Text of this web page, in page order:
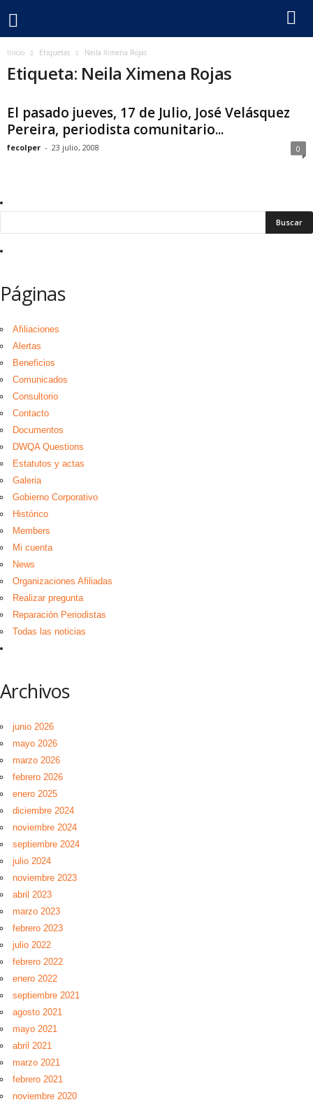
p
e
Inicio Etiquetas Neila Ximena Rojas
Etiqueta: Neila Ximena Rojas
El pasado jueves, 17 de Julio, José Velásquez
Pereira, periodista comunitario...
fecolper - 23 julio, 2008 0
Páginas
Afiliaciones
Alertas
Beneficios
Comunicados
Consultorio
Contacto
Documentos
DWQA Questions
Estatutos y actas
Galeria
Gobierno Corporativo
Histórico
Members
Mi cuenta
News
Organizaciones Afiliadas
Realizar pregunta
Reparación Periodistas
Todas las noticias
Archivos
junio 2026
mayo 2026
marzo 2026
febrero 2026
enero 2025
diciembre 2024
noviembre 2024
septiembre 2024
julio 2024
noviembre 2023
abril 2023
marzo 2023
febrero 2023
julio 2022
febrero 2022
enero 2022
septiembre 2021
agosto 2021
mayo 2021
abril 2021
marzo 2021
febrero 2021
noviembre 2020